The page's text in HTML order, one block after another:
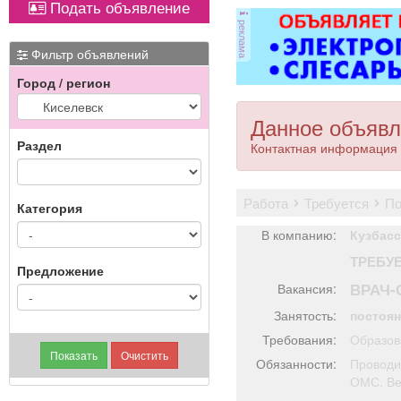
Вывоз мусора.
Подать объявление
Фильтр объявлений
Город / регион
Раздел
Категория
Предложение
реклама
Данное
Контактная информация
работа требуется
В компанию:
Вакансия:
Занятость:
Требования:
Обязанности:
ОМС.